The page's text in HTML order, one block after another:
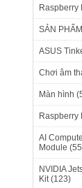
Raspberry
SẢN
ASUS
Chơi âm
Màn hình
Raspberry
AI
Module
NVIDIA
Kit (123)